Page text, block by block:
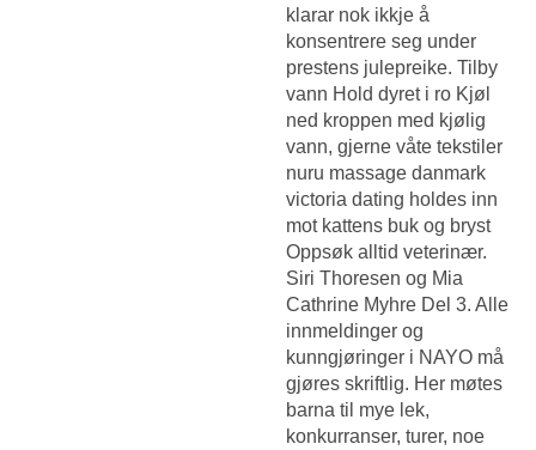
klarar nok ikkje å
konsentrere seg under
prestens julepreike. Tilby
vann Hold dyret i ro Kjøl
ned kroppen med kjølig
vann, gjerne våte tekstiler
nuru massage danmark
victoria dating holdes inn
mot kattens buk og bryst
Oppsøk alltid veterinær.
Siri Thoresen og Mia
Cathrine Myhre Del 3. Alle
innmeldinger og
kunngjøringer i NAYO må
gjøres skriftlig. Her møtes
barna til mye lek,
konkurranser, turer, noe